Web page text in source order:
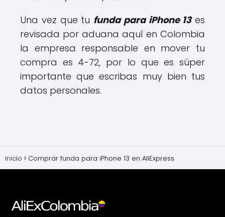
Una vez que tu funda para iPhone 13es
revisada por aduana aquí en Colombia
la empresa responsable en mover tu
compra es 4-72, por lo que es súper
importante que escribas muy bien tus
datos personales.
Inicio Comprar funda para iPhone 13 en AliExpress